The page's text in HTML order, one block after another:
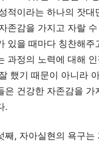
적이라는 하나의 잣
존감을 가지고 자랄
있을 때마다 칭찬해
과정의 노력에 대해
했기 때문이 아니라
은 건강한 자존감을
.
째, 자아실현의 욕구